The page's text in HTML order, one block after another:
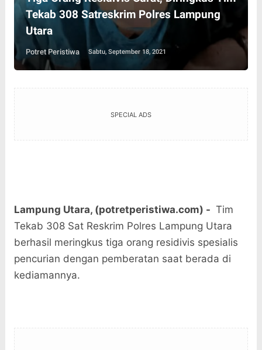
Tekab 308 Satreskrim Polres Lampung
Utara
Potret Peristiwa Sabtu, September 18, 2021
SPECIAL ADS
Lampung Utara, (potretperistiwa.com) - Tim
Tekab 308 Sat Reskrim Polres Lampung Utara
berhasil meringkus tiga orang residivis spesialis
pencurian dengan pemberatan saat berada di
kediamannya.